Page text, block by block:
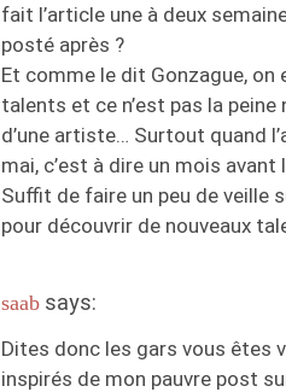
fait l’article une à deux
posté après ?
Et comme le dit Gonzague,
talents et ce n’est pas la
d’une artiste… Surtout quand
mai, c’est à dire un mois avant
Suffit de faire un peu de veille
pour découvrir de nouveaux
saab says:
Dites donc les gars vous êtes
inspirés de mon pauvre post